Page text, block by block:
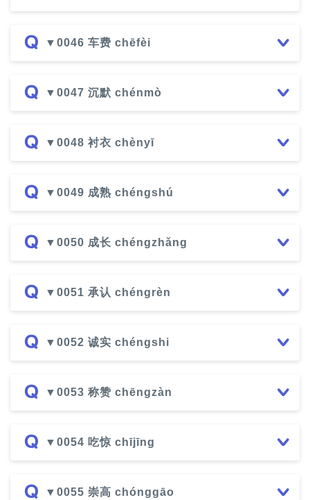
▼0046 车费 chēfèi
▼0047 沉默 chénmò
▼0048 衬衣 chènyī
▼0049 成熟 chéngshú
▼0050 成长 chéngzhǎng
▼0051 承认 chéngrèn
▼0052 诚实 chéngshi
▼0053 称赞 chēngzàn
▼0054 吃惊 chījīng
▼0055 崇高 chónggāo